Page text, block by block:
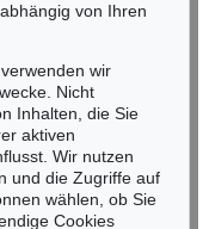
>
von Ihren
wir
Nicht
Inhalten, die Sie
aktiven
Wir nutzen
und die Zugriffe auf
wählen, ob Sie
Cookies